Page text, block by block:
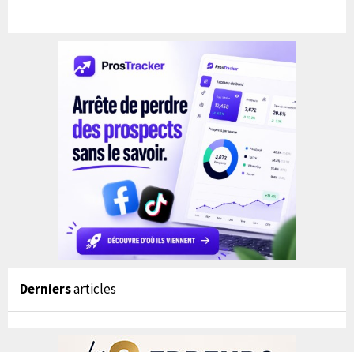
Derniersarticles